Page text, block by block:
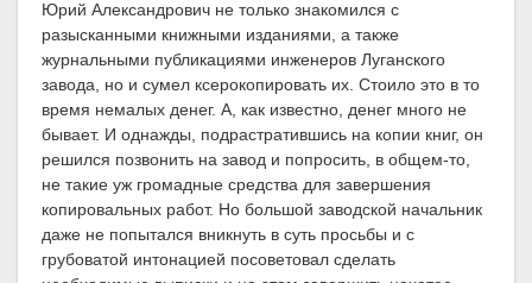
Юрий Александрович не только знакомился с
разысканными книжными изданиями, а также
журнальными публикациями инженеров Луганского
завода, но и сумел ксерокопировать их. Стоило это в то
время немалых денег. А, как известно, денег много не
бывает. И однажды, подрастратившись на копии книг, он
решился позвонить на завод и попросить, в общем-то,
не такие уж громадные средства для завершения
копировальных работ. Но большой заводской начальник
даже не попытался вникнуть в суть просьбы и с
грубоватой интонацией посоветовал сделать